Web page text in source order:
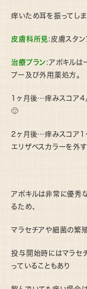
痒いため耳を振ってし
皮膚科所見:皮膚スタ
治療プラン:アポキルは
プー及び外用薬処方。
1ヶ月後…痒みスコア4/
🙂
2ヶ月後…痒みスコア1
エリザベスカラーを外
アポキルは非常に優秀
るため、
マラセチアや細菌の繁
投与開始時にはマラセ
っていることもあり